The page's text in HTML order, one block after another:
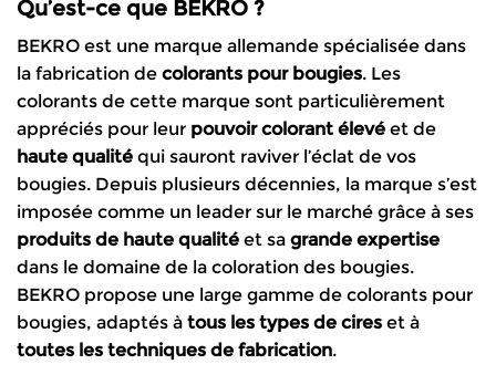
Qu’est-ce que BEKRO ?
BEKRO est une marque allemande spécialisée dans
la fabrication de colorants pour bougies. Les
colorants de cette marque sont particulièrement
appréciés pour leur pouvoir colorant élevé et de
haute qualité qui sauront raviver l’éclat de vos
bougies. Depuis plusieurs décennies, la marque s’est
imposée comme un leader sur le marché grâce à ses
produits de haute qualité et sa grande expertise
dans le domaine de la coloration des bougies.
BEKRO propose une large gamme de colorants pour
bougies, adaptés à tous les types de cires et à
toutes les techniques de fabrication.